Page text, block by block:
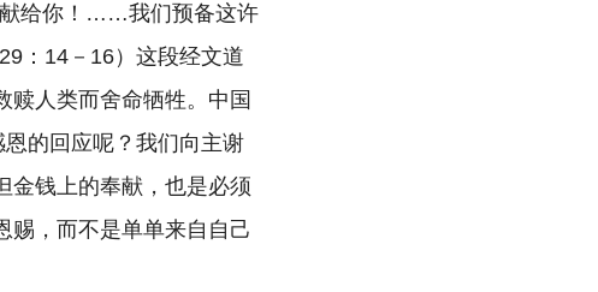
献给你！……我们预备这许
：14－16）这段经文道
赎人类而舍命牺牲。中国
的回应呢？我们向主谢
金钱上的奉献，也是必须
赐，而不是单单来自自己